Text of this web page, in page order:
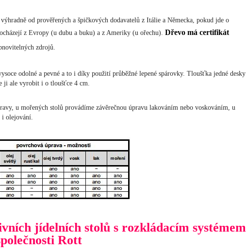
od prověřených a špičkových dodavatelů z Itálie a Německa, pokud jde o
z Evropy (u dubu a buku) a z Ameriky (u ořechu). Dřevo má certifikát
zdrojů.
odolné a pevné a to i díky použití průběžné lepené spárovky. Tloušťka jedné desky
ji ale vyrobit i o tloušťce 4 cm.
u mořených stolů provádíme závěrečnou úpravu lakováním nebo voskováním, u
olejování.
jídelních stolů s rozkládacím systémem
Rott